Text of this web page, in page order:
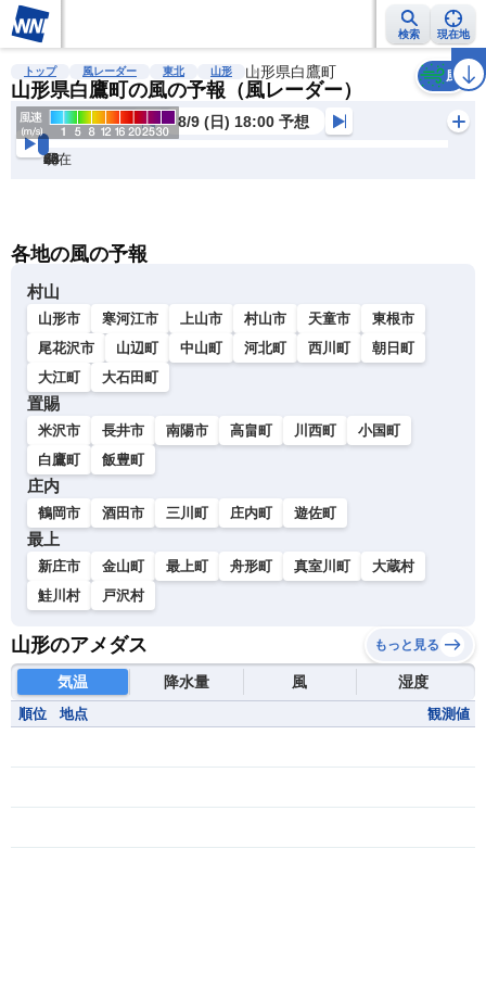
検索 現在地
雨雲レーダー 台風情報 地震情報 警報・注意報 2週間天気 ラ
トップ 風レーダー 東北 山形 山形県白鷹町
山形県白鷹町の風の予報（風レーダー）
風
8/9 (日) 18:00 予想
現在
6h
12
24
36
48
60
72
各地の風の予報
村山
山形市 寒河江市 上山市 村山市 天童市
東根市
尾花沢市
山辺町 中山町 河北町 西川町
朝日町
大江町
大石田町
置賜
米沢市 長井市 南陽市 高畠町 川西町
小国町
白鷹町
飯豊町
庄内
鶴岡市 酒田市 三川町 庄内町 遊佐町
最上
新庄市 金山町 最上町 舟形町 真室川町
大蔵村
鮭川村
戸沢村
山形のアメダス もっと見る
気温 降水量 風 湿度
順位 地点 観測値